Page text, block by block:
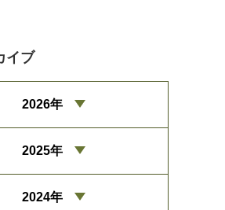
イブ
2026年
2025年
2024年